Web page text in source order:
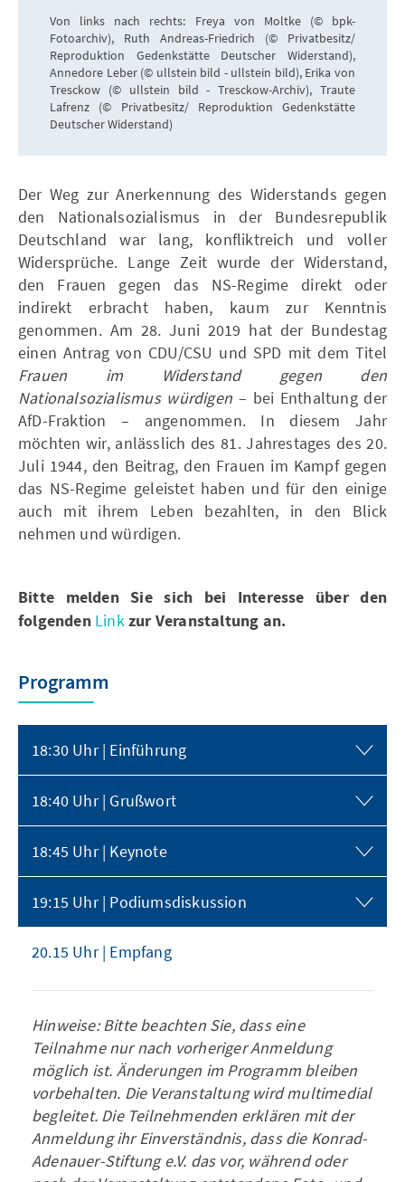
Von links nach rechts: Freya von Moltke (© bpk-
Fotoarchiv), Ruth Andreas-Friedrich (© Privatbesitz/
Reproduktion Gedenkstätte Deutscher Widerstand),
Annedore Leber (© ullstein bild - ullstein bild), Erika von
Tresckow (© ullstein bild - Tresckow-Archiv), Traute
Lafrenz (© Privatbesitz/ Reproduktion Gedenkstätte
Deutscher Widerstand)
Der Weg zur Anerkennung des Widerstands gegen
den Nationalsozialismus in der Bundesrepublik
Deutschland war lang, konfliktreich und voller
Widersprüche. Lange Zeit wurde der Widerstand,
den Frauen gegen das NS-Regime direkt oder
indirekt erbracht haben, kaum zur Kenntnis
genommen. Am 28. Juni 2019 hat der Bundestag
einen Antrag von CDU/CSU und SPD mit dem Titel
Frauen im Widerstand gegen den
Nationalsozialismus würdigen – bei Enthaltung der
AfD-Fraktion – angenommen. In diesem Jahr
möchten wir, anlässlich des 81. Jahrestages des 20.
Juli 1944, den Beitrag, den Frauen im Kampf gegen
das NS-Regime geleistet haben und für den einige
auch mit ihrem Leben bezahlten, in den Blick
nehmen und würdigen.
Bitte melden Sie sich bei Interesse über den
folgenden Linkzur Veranstaltung an.
Programm
18:30 Uhr | Einführung
18:40 Uhr | Grußwort
18:45 Uhr | Keynote
19:15 Uhr | Podiumsdiskussion
20.15 Uhr | Empfang
Hinweise: Bitte beachten Sie, dass eine
Teilnahme nur nach vorheriger Anmeldung
möglich ist. Änderungen im Programm bleiben
vorbehalten. Die Veranstaltung wird multimedial
begleitet. Die Teilnehmenden erklären mit der
Anmeldung ihr Einverständnis, dass die Konrad-
Adenauer-Stiftung e.V. das vor, während oder